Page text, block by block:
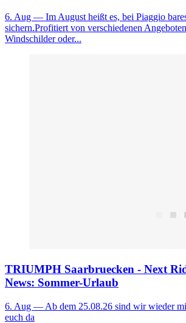
6. Aug — Im August heißt es, bei Piaggio
sichern.Profitiert von verschiedenen
Windschilder oder...
TRIUMPH Saarbruecken - Next
News: Sommer-Urlaub
6. Aug — Ab dem 25.08.26 sind wir wieder
euch da